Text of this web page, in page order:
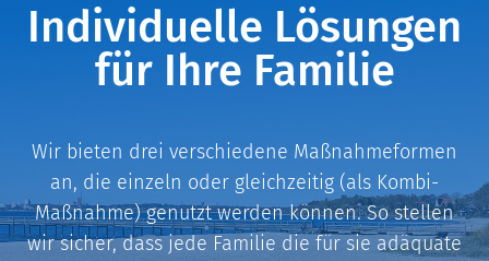
Individuelle Lösungen
für Ihre Familie
Wir bieten drei verschiedene Maßnahmeformen
an, die einzeln oder gleichzeitig (als Kombi-
Maßnahme) genutzt werden können. So stellen
wir sicher, dass jede Familie die für sie adäquate